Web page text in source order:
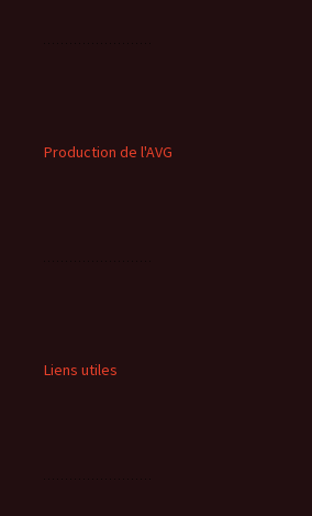
Production de l'AVG
Liens utiles